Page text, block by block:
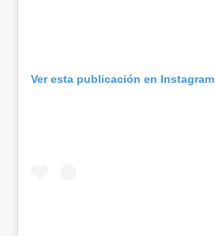
Ver esta publicación en Instagram